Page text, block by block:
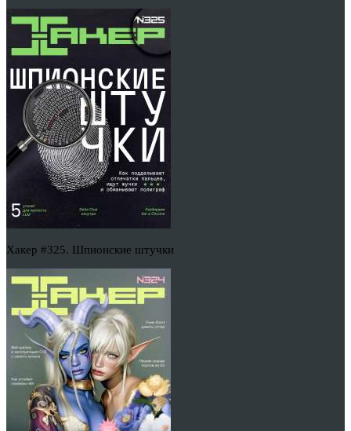
Хакер #325. Шпионские штучки